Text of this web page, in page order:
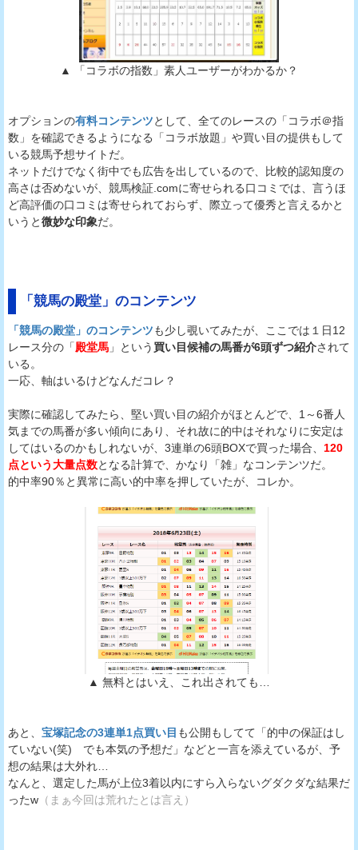
▲ 「コラボの指数」素人ユーザーがわかるか？
オプションの有料コンテンツとして、全てのレースの「コラボ＠指
数」を確認できるようになる「コラボ放題」や買い目の提供もして
いる競馬予想サイトだ。
ネットだけでなく街中でも広告を出しているので、比較的認知度の
高さは否めないが、競馬検証.comに寄せられる口コミでは、言うほ
ど高評価の口コミは寄せられておらず、際立って優秀と言えるかと
いうと微妙な印象だ。
「競馬の殿堂」のコンテンツ
「競馬の殿堂」のコンテンツも少し覗いてみたが、ここでは１日12
レース分の「殿堂馬 」という 買い目候補の馬番が6頭ずつ紹介されて
いる。
一応、軸はいるけどなんだコレ？
実際に確認してみたら、堅い買い目の紹介がほとんどで、1～6番人
気までの馬番が多い傾向にあり、それ故に的中はそれなりに安定は
してはいるのかもしれないが、3連単の6頭BOXで買った場合、 120
点という大量点数となる計算で、かなり「雑」なコンテンツだ。
的中率90％と異常に高い的中率を押していたが、コレか。
▲ 無料とはいえ、これ出されても…
あと、 宝塚記念の3連単1点買い目 も公開もしてて「的中の保証はし
ていない(笑) でも本気の予想だ」などと一言を添えているが、予
想の結果は大外れ…
なんと、選定した馬が上位3着以内にすら入らないグダクダな結果だ
ったw （まぁ今回は荒れたとは言え）